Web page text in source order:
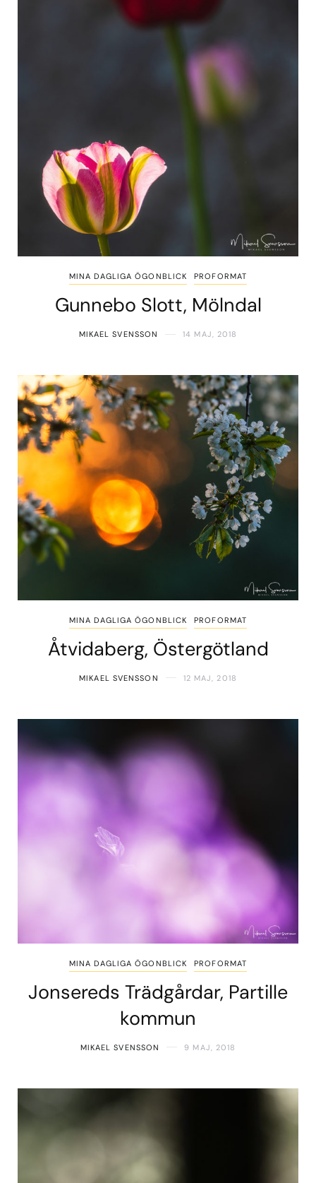
MINA DAGLIGA ÖGONBLICK PROFORMAT
Gunnebo Slott, Mölndal
MIKAEL SVENSSON 14 MAJ, 2018
MINA DAGLIGA ÖGONBLICK PROFORMAT
Åtvidaberg, Östergötland
MIKAEL SVENSSON 12 MAJ, 2018
MINA DAGLIGA ÖGONBLICK PROFORMAT
Jonsereds Trädgårdar, Partille
kommun
MIKAEL SVENSSON 9 MAJ, 2018